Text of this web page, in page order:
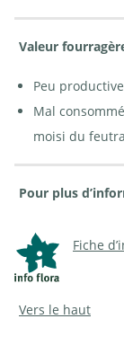
Valeur
Peu
Mal
moisi du
Pour plus
Fiche
Vers le haut